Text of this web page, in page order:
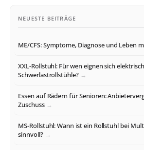
NEUESTE BEITRÄGE
ME/CFS: Symptome, Diagnose und Leben
XXL-Rollstuhl: Für wen eignen sich
Schwerlastrollstühle?
Essen auf Rädern für Senioren:
Zuschuss
MS-Rollstuhl: Wann ist ein Rollstuhl bei
sinnvoll?